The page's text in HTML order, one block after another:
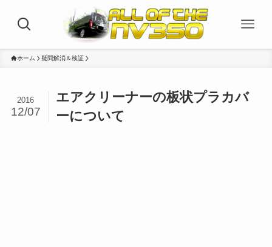
ホーム 疑問解消＆検証
エアクリーナーの板状プラカバ
ーについて
2016
12/07